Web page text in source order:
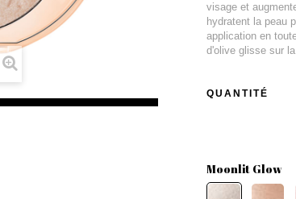
visage et
hydratent la peau
application en
d'olive glisse sur
QUANTITÉ
Moonlit Glow